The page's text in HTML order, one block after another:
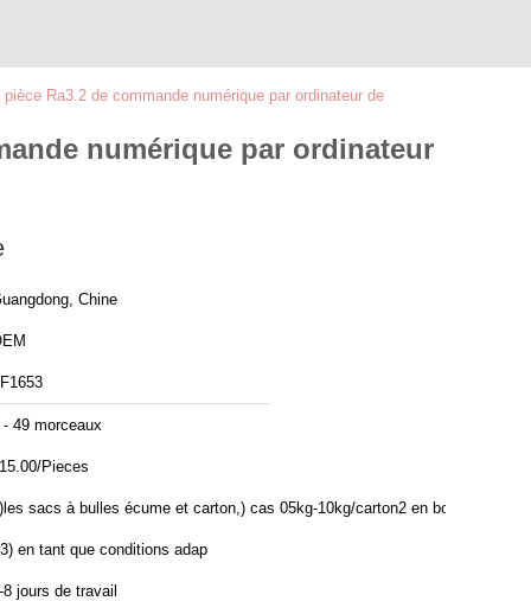
Ra3.2 de commande numérique par ordinateur de
numérique par ordinateur
Chine
- 49 morceaux
Pieces
sacs à bulles écume et carton,) cas 05kg-10kg/carton2 en bois
en tant que conditions adap
8 jours de travail